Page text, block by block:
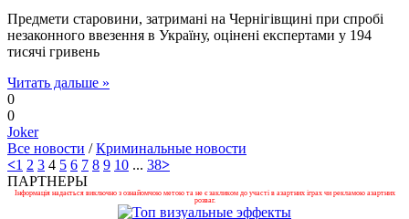
Предмети старовини, затримані на Чернігівщині при спробі
незаконного ввезення в Україну, оцінені експертами у 194
тисячі гривень
Читать дальше »
0
0
Joker
Все новости /Криминальные новости
<1 2 3 4 5 6 7 8 9 10 ... 38>
ПАРТНЕРЫ
Інформація надається виключно з ознайомчою метою та не є закликом до участі в азартних іграх чи рекламою азартних
розваг.